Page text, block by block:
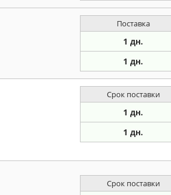
Поставка
1 дн.
1 дн.
Срок поставки
1 дн.
1 дн.
Срок поставки